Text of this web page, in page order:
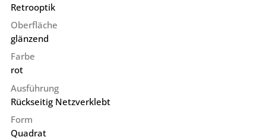
Retrooptik
Oberfläche
glänzend
Farbe
rot
Ausführung
Rückseitig Netzverklebt
Form
Quadrat